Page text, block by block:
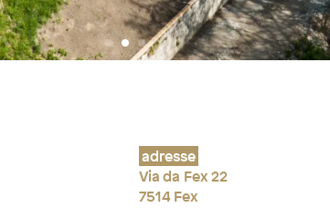
adresse
Via da Fex 22
7514 Fex